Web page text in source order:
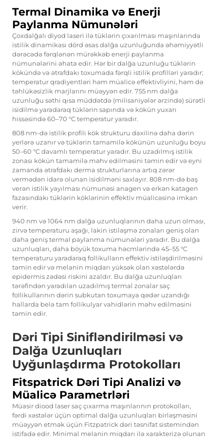
Termal Dinamika və Enerji
Paylanma Nümunələri
Çoxdalğalı diyod laseri ilə tüklərin çıxarılması maşınlarında
istilik dinamikası dörd əsas dalğa uzunluğunda əhəmiyyətli
dərəcədə fərqlənən mürəkkəb enerji paylanma
nümunələrini əhatə edir. Hər bir dalğa uzunluğu tüklərin
kökündə və ətrafdakı toxumada fərqli istilik profilləri yaradır;
temperatur qradiyentləri həm müalicə effektivliyini, həm də
təhlükəsizlik marjlarını müəyyən edir. 755 nm dalğa
uzunluğu səthi qısa müddətdə (milisaniyələr ərzində) sürətli
isidilmə yaradaraq tüklərin sapında və kökün yuxarı
hissəsində 60–70 °C temperatur yaradır.
808 nm-də istilik profili kök strukturu daxilinə daha dərin
yerlərə uzanır və tüklərin tamamilə kökünün uzunluğu boyu
50–60 °C davamlı temperatur yaradır. Bu uzadılmış istilik
zonası kökün tamamilə məhv edilməsini təmin edir və eyni
zamanda ətrafdakı derma strukturlarına artıq zərər
vermədən idarə olunan isidilməni saxlayır. 808 nm-də baş
verən istilik yayılması nümunəsi anagen və erkən katagen
fazasındakı tüklərin köklərinin effektiv müalicəsinə imkan
verir.
940 nm və 1064 nm dalğa uzunluqlarının daha uzun olması,
zirvə temperaturu aşağı, lakin istiləşmə zonaları geniş olan
daha geniş termal paylanma nümunələri yaradır. Bu dalğa
uzunluqları, daha böyük toxuma həcmlərində 45–55 °C
temperaturu yaradaraq follikulların effektiv istiləşdirilməsini
təmin edir və melanin miqdarı yüksək olan xəstələrdə
epidermis zədəsi riskini azaldır. Bu dalğa uzunluqları
tərəfindən yaradılan uzadılmış termal zonalar saç
follikullarının dərin subkutan toxumaya qədər uzandığı
hallarda belə tam follikulyar vahidlərin məhv edilməsini
təmin edir.
Dəri Tipi Sinifləndirilməsi və
Dalğa Uzunluqları
Uyğunlaşdırma Protokolları
Fitspatrick Dəri Tipi Analizi və
Müalicə Parametrləri
Müasir diood laser saç çıxarma maşınlarının protokolları,
fərdi xəstələr üçün optimal dalğa uzunluqları birləşməsini
müəyyən etmək üçün Fitzpatrick dəri təsnifat sistemindən
istifadə edir. Minimal melanin miqdarı ilə xarakterizə olunan